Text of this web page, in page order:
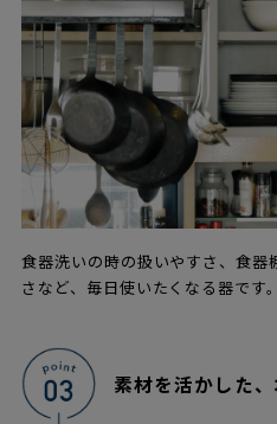
食器洗いの時の扱いやすさ、食器
さなど、毎日使いたくなる器です。
素材を活かした